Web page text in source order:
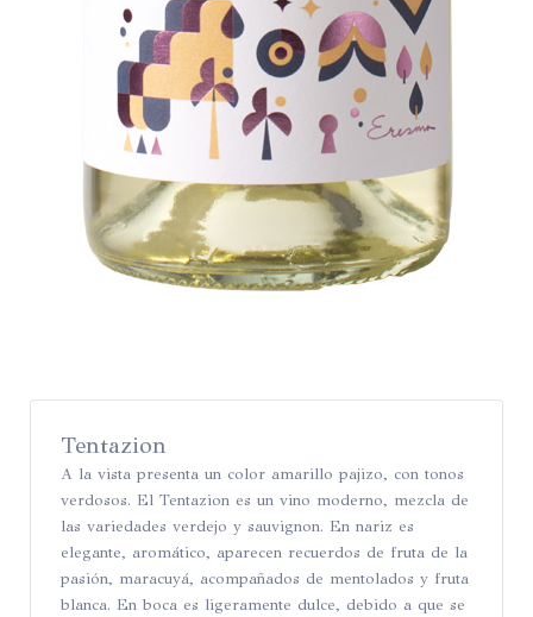
Tentazion
A la vista presenta un color amarillo pajizo, con tonos
verdosos. El Tentazion es un vino moderno, mezcla de
las variedades verdejo y sauvignon. En nariz es
elegante, aromático, aparecen recuerdos de fruta de la
pasión, maracuyá, acompañados de mentolados y fruta
blanca. En boca es ligeramente dulce, debido a que se